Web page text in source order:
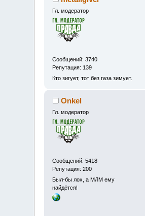
Гл. модератор
Сообщений: 3740
Репутация: 139
Кто зигует, тот без газа зимует.
Onkel
Гл. модератор
Сообщений: 5418
Репутация: 200
Был-бы лох, а МЛМ ему
найдётся!